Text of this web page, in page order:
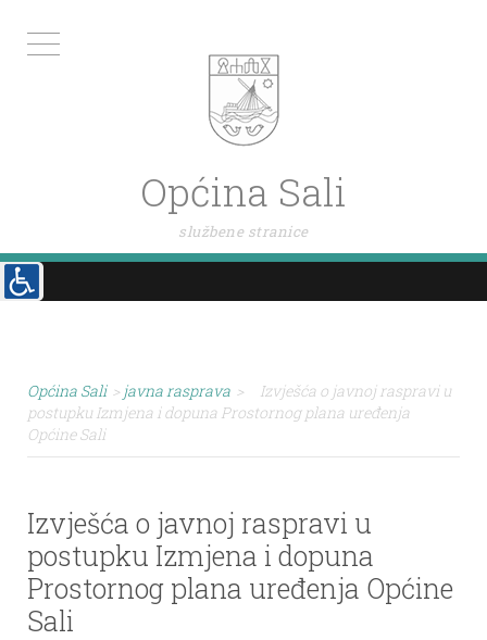
Općina Sali
službene stranice
Općina Sali > javna rasprava >
Izvješća o javnoj raspravi u
postupku Izmjena i dopuna Prostornog plana uređenja
Općine Sali
Izvješća o javnoj raspravi u
postupku Izmjena i dopuna
Prostornog plana uređenja Općine
Sali